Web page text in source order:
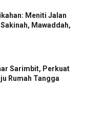
Meniti Jalan
Mawaddah,
Sarimbit, Perkuat
Rumah Tangga